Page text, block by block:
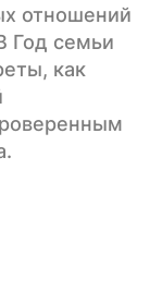
отношений
Год семьи
как